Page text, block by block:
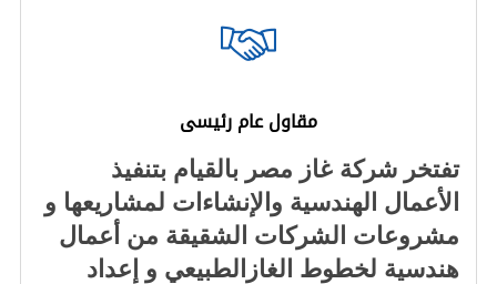
مقاول عام رئيسى
تفتخر شركة غاز مصر بالقيام بتنفيذ
الأعمال الهندسية والإنشاءات لمشاريعها و
مشروعات الشركات الشقيقة من أعمال
هندسية لخطوط الغازالطبيعي و إعداد